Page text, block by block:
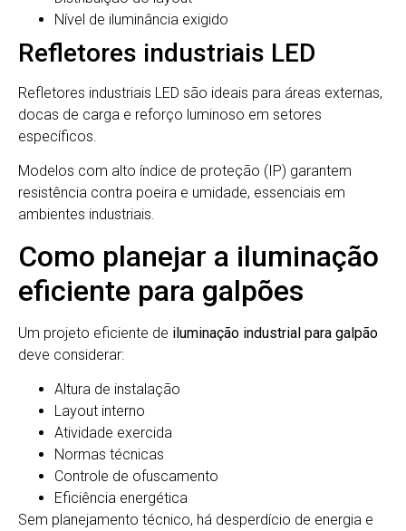
Nível de iluminância exigido
Refletores industriais LED
Refletores industriais LED são ideais para áreas externas,
docas de carga e reforço luminoso em setores
específicos.
Modelos com alto índice de proteção (IP) garantem
resistência contra poeira e umidade, essenciais em
ambientes industriais.
Como planejar a iluminação
eficiente para galpões
Um projeto eficiente de iluminação industrial para galpão
deve considerar:
Altura de instalação
Layout interno
Atividade exercida
Normas técnicas
Controle de ofuscamento
Eficiência energética
Sem planejamento técnico, há desperdício de energia e